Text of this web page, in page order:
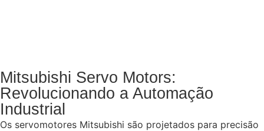
Mitsubishi Servo Motors:
Revolucionando a Automação
Industrial
Os servomotores Mitsubishi são projetados para precisão